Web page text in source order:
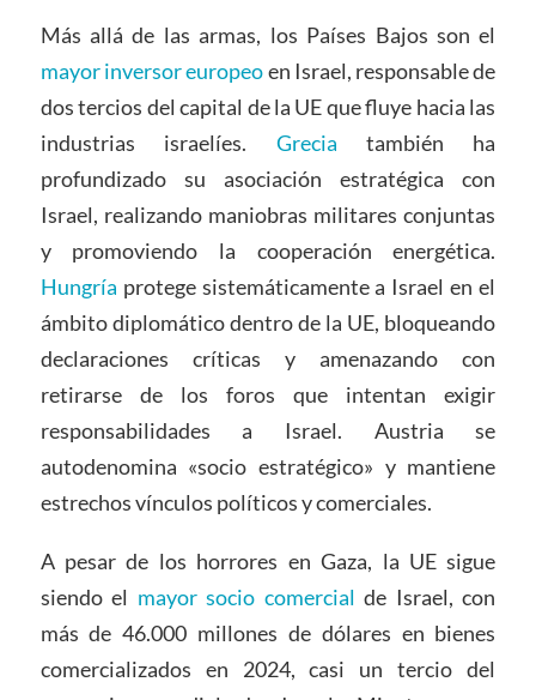
Más allá de las armas, los Países Bajos son el
mayor inversor europeoen Israel, responsable de
dos tercios del capital de la UE que fluye hacia las
industrias israelíes. Grecia también ha
profundizado su asociación estratégica con
Israel, realizando maniobras militares conjuntas
y promoviendo la cooperación energética.
Hungría protege sistemáticamente a Israel en el
ámbito diplomático dentro de la UE, bloqueando
declaraciones críticas y amenazando con
retirarse de los foros que intentan exigir
responsabilidades a Israel. Austria se
autodenomina «socio estratégico» y mantiene
estrechos vínculos políticos y comerciales.
A pesar de los horrores en Gaza, la UE sigue
siendo el mayor socio comercial de Israel, con
más de 46.000 millones de dólares en bienes
comercializados en 2024, casi un tercio del